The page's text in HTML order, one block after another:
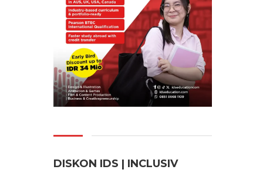
DISKON IDS | INCLUSIV